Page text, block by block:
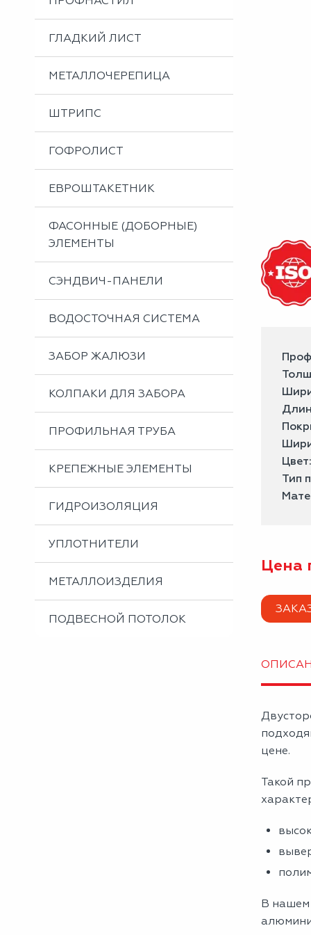
Металлоизделия
Проектирование вентилируемых фасадов
Вальцовка листового металла
ГЛАДКИЙ ЛИСТ
МЕТАЛЛОЧЕРЕПИЦА
ШТРИПС
ГОФРОЛИСТ
ЕВРОШТАКЕТНИК
ФАСОННЫЕ (ДОБОРНЫЕ)
ЭЛЕМЕНТЫ
СЭНДВИЧ-ПАНЕЛИ
ВОДОСТОЧНАЯ СИСТЕМА
ЗАБОР ЖАЛЮЗИ
КОЛПАКИ ДЛЯ ЗАБОРА
ПРОФИЛЬНАЯ ТРУБА
КРЕПЕЖНЫЕ ЭЛЕМЕНТЫ
ГИДРОИЗОЛЯЦИЯ
УПЛОТНИТЕЛИ
МЕТАЛЛОИЗДЕЛИЯ
ПОДВЕСНОЙ ПОТОЛОК
Тип
Цена
цене.
Такой
В нашем